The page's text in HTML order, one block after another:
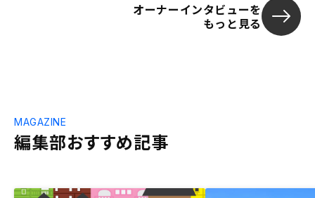
オーナーインタビューを
もっと見る
編集部おすすめ記事
MAGAZINE